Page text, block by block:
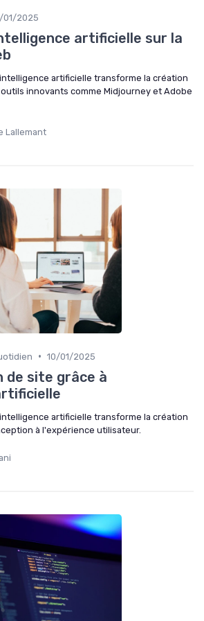
01/2025
artificielle sur la
artificielle transforme la création
innovants comme Midjourney et Adobe
Lallemant
• 10/01/2025
de site grâce à
artificielle transforme la création
à l'expérience utilisateur.